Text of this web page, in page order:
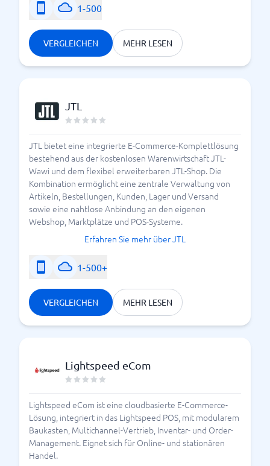
1-500
VERGLEICHEN MEHR LESEN
JTL
JTL bietet eine integrierte E-Commerce-Komplettlösung
bestehend aus der kostenlosen Warenwirtschaft JTL-
Wawi und dem flexibel erweiterbaren JTL-Shop. Die
Kombination ermöglicht eine zentrale Verwaltung von
Artikeln, Bestellungen, Kunden, Lager und Versand
sowie eine nahtlose Anbindung an den eigenen
Webshop, Marktplätze und POS-Systeme.
Erfahren Sie mehr über JTL
1-500+
VERGLEICHEN MEHR LESEN
Lightspeed eCom
Lightspeed eCom ist eine cloudbasierte E-Commerce-
Lösung, integriert in das Lightspeed POS, mit modularem
Baukasten, Multichannel-Vertrieb, Inventar- und Order-
Management. Eignet sich für Online- und stationären
Handel.